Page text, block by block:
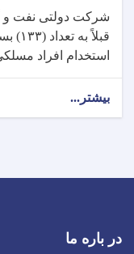
شرکت دولتی نفت و
استخدام افراد
بیشتر...
در باره ما